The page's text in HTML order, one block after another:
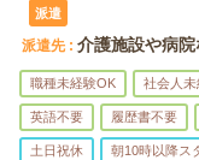
派遣
派遣先 介護施設や病
職種未経験OK 社会人
英語不要 履歴書不要
土日祝休 朝10時以降ス